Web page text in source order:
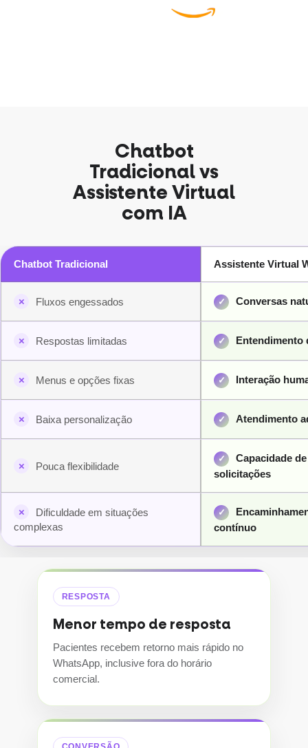
Chatbot
Tradicional vs
Assistente Virtual
com IA
Chatbot Tradicional Assistente Virtual
Fluxos engessados Conversas
Respostas limitadas Entendimento
Menus e opções fixas Interação
Baixa personalização Atendimento
Pouca flexibilidade
Capacidade
solicitações
Dificuldade em situações
complexas
contínuo
RESPOSTA
Menor tempo de resposta
Pacientes recebem retorno mais rápido no
WhatsApp, inclusive fora do horário
comercial.